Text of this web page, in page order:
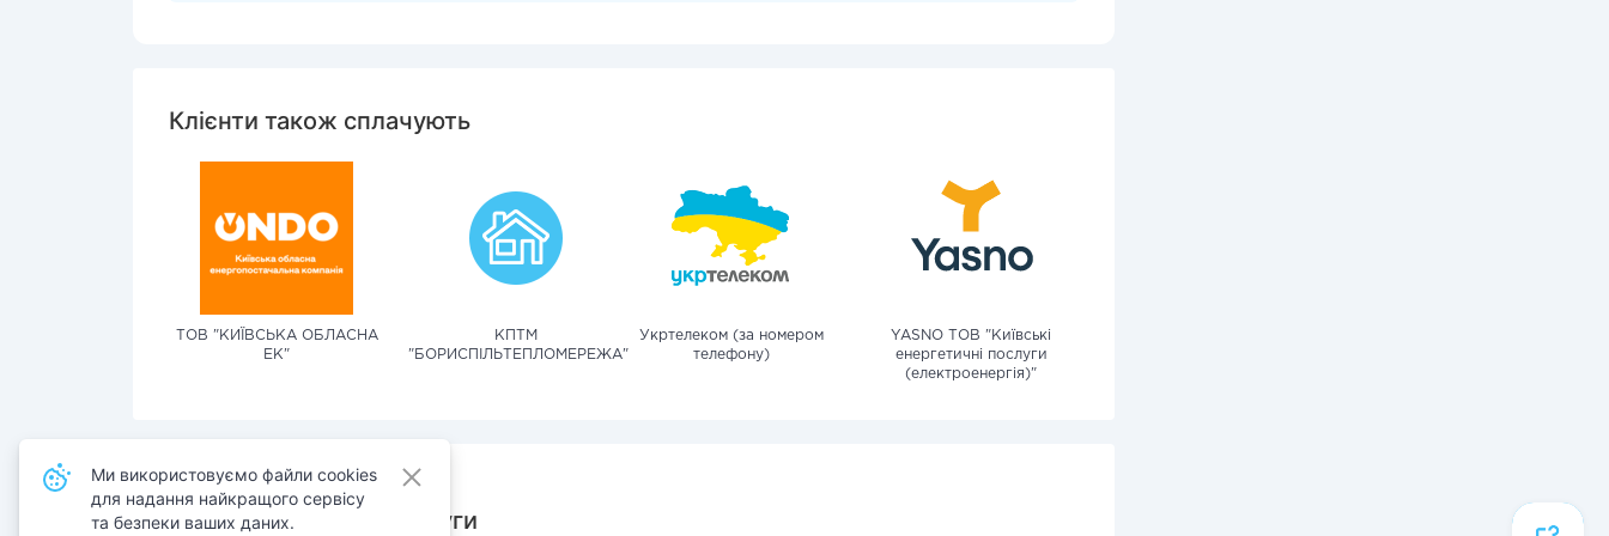
Клієнти також сплачують
ТОВ "КИЇВСЬКА ОБЛАСНА
ЕК"
КПТМ
"БОРИСПІЛЬТЕПЛОМЕРЕЖА"
Укртелеком (за номером
телефону)
YASNO ТОВ "Київські
енергетичні послуги
(електроенергія)"
Також сплачують послуги
Ми використовуємо файли cookies
для надання найкращого сервісу
та безпеки ваших даних.